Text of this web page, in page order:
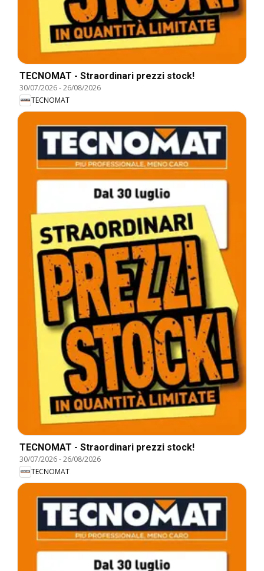
TECNOMAT - Straordinari prezzi stock!
30/07/2026-26/08/2026
TECNOMAT
TECNOMAT - Straordinari prezzi stock!
30/07/2026-26/08/2026
TECNOMAT